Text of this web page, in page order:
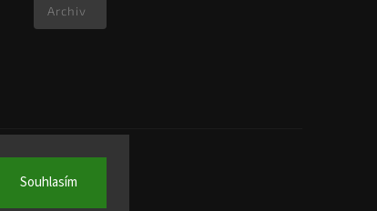
Souhlasím
Archiv